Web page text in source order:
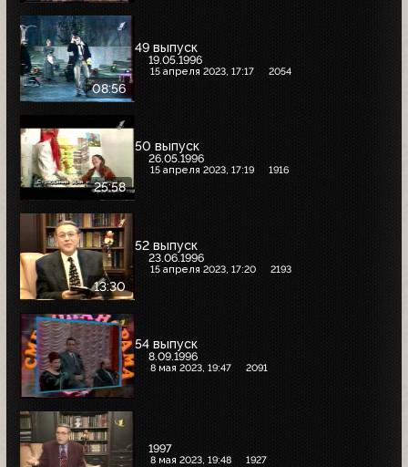
08:56
49 выпуск
19.05.1996
15 апреля 2023, 17:17 2054
25:58
50 выпуск
26.05.1996
15 апреля 2023, 17:19 1916
13:30
52 выпуск
23.06.1996
15 апреля 2023, 17:20 2193
54 выпуск
8.09.1996
8 мая 2023, 19:47 2091
1997
8 мая 2023, 19:48 1927